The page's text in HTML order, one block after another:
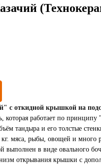
с откидной крышкой на
которая работает по
тандыра и его толстые
мяса, рыбы, овощей и много
выполнен в виде овального
открывания крышки с